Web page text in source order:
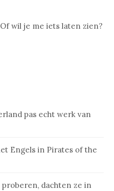
wil je me iets laten zien?
pas echt werk van
Engels in Pirates of the
dachten ze in